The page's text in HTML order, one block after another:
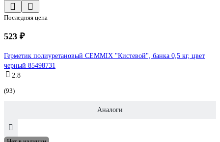
Последняя цена
523 ₽
Герметик полиуретановый CEMMIX "Кистевой", банка 0,5 кг, цвет
черный 85498731
2.8
(93)
Аналоги